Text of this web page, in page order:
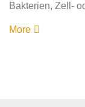
Bakterien, Zell-
More